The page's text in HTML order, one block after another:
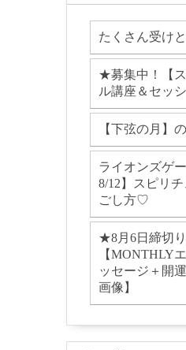
たくさん受け
★募集中！【
ル講座＆セッシ
【下弦の月】
ライオンズゲ
8/12】スピリ
ごし方♡
★8月6日締切り
【MONTHLY
ッセージ＋開
画像】